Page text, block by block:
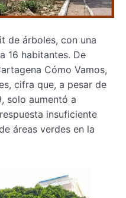
de árboles, con una
16 habitantes. De
Cómo Vamos,
cifra que, a pesar de
solo aumentó a
insuficiente
áreas verdes en la